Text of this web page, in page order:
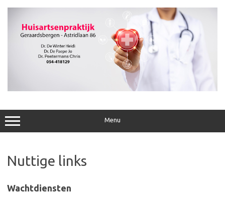
naar
Menu
Nuttige links
Wachtdiensten